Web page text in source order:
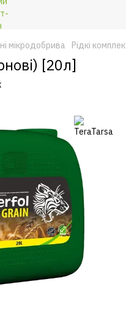
мікродобрива Рідкі
[20л]